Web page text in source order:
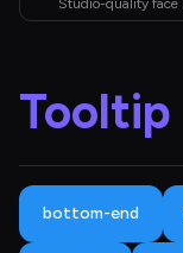
Studio-quality face
Tooltip
bottom-end